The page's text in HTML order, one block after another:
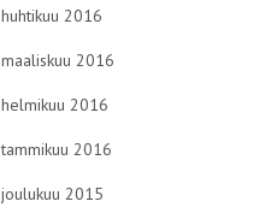
huhtikuu 2016
maaliskuu 2016
helmikuu 2016
tammikuu 2016
joulukuu 2015